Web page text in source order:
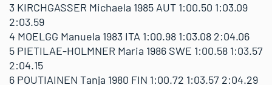
3 KIRCHGASSER Michaela 1985 AUT 1:00.50 1:03.09
2:03.59
4 MOELGG Manuela 1983 ITA 1:00.98 1:03.08 2:04.06
5 PIETILAE-HOLMNER Maria 1986 SWE 1:00.58 1:03.57
2:04.15
6 POUTIAINEN Tanja 1980 FIN 1:00.72 1:03.57 2:04.29